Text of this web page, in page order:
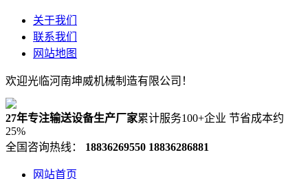
关于我们
联系我们
网站地图
欢迎光临河南坤威机械制造有限公司！
27年专注输送设备生产厂家累计服务100+企业 节省成本约
25%
全国咨询热线：
18836269550 18836286881
网站首页